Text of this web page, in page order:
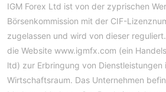
IGM Forex Ltd ist von der zyprischen
Börsenkommission mit der CIF-
zugelassen und wird von dieser
die Website www.igmfx.com (ein
ltd) zur Erbringung von Dienstleistungen
Wirtschaftsraum. Das Unternehmen